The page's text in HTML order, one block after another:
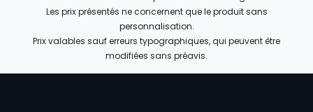
Les prix présentés ne concernent que le produit sans
personnalisation.
Prix valables sauf erreurs typographiques, qui peuvent être
modifiées sans préavis.